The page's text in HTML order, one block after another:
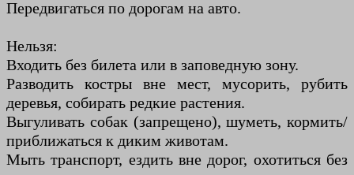
Передвигаться по дорогам на авто.
Нельзя:
Входить без билета или в заповедную зону.
Разводить костры вне мест, мусорить, рубить
деревья, собирать редкие растения.
Выгуливать собак (запрещено), шуметь, кормить/
приближаться к диким животам.
Мыть транспорт, ездить вне дорог, охотиться без